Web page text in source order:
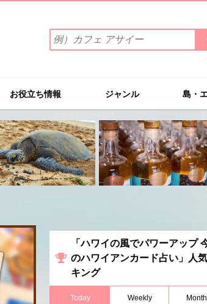
索
ワ
を
入
力
(例）
カ
フ
ェ
イ
お役立ち情報 ジャンル 島・
「ハワイの風でパワーアップ
のハワイアンカード占い」人
キング
Today Weekly